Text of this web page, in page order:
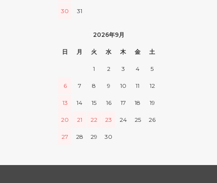
30 31
2026年9月
日 月 火 水 木 金 土
1 2 3 4 5
6 7 8 9 10 11 12
13 14 15 16 17 18 19
20 21 22 23 24 25 26
27 28 29 30